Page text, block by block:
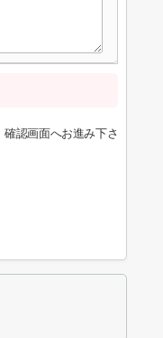
認画面へお進み下さ